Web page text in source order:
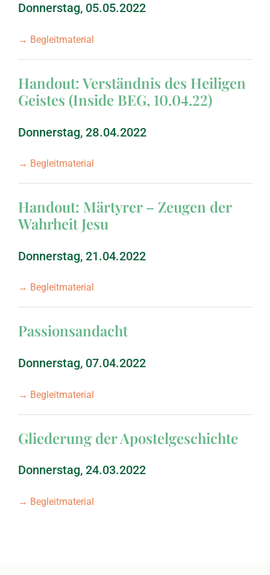
Donnerstag, 05.05.2022
→ Begleitmaterial
Handout: Verständnis des Heiligen
Geistes (Inside BEG, 10.04.22)
Donnerstag, 28.04.2022
→ Begleitmaterial
Handout: Märtyrer – Zeugen der
Wahrheit Jesu
Donnerstag, 21.04.2022
→ Begleitmaterial
Passionsandacht
Donnerstag, 07.04.2022
→ Begleitmaterial
Gliederung der Apostelgeschichte
Donnerstag, 24.03.2022
→ Begleitmaterial